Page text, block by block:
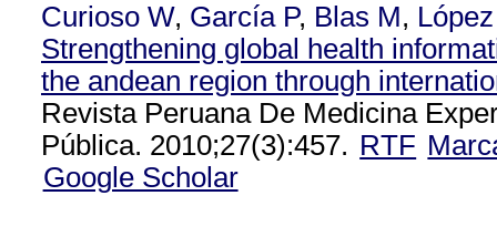
Curioso W, García P, Blas M,
Strengthening global health
the andean region through
Revista Peruana De Medicina
Pública. 2010;27(3):457. RTF
Google Scholar